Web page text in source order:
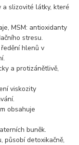
a slizovité látky, které
MSM: antioxidanty
stresu.
hlenů v
a protizánětlivě,
viskozity
obsahuje
buněk.
působí detoxikačně,